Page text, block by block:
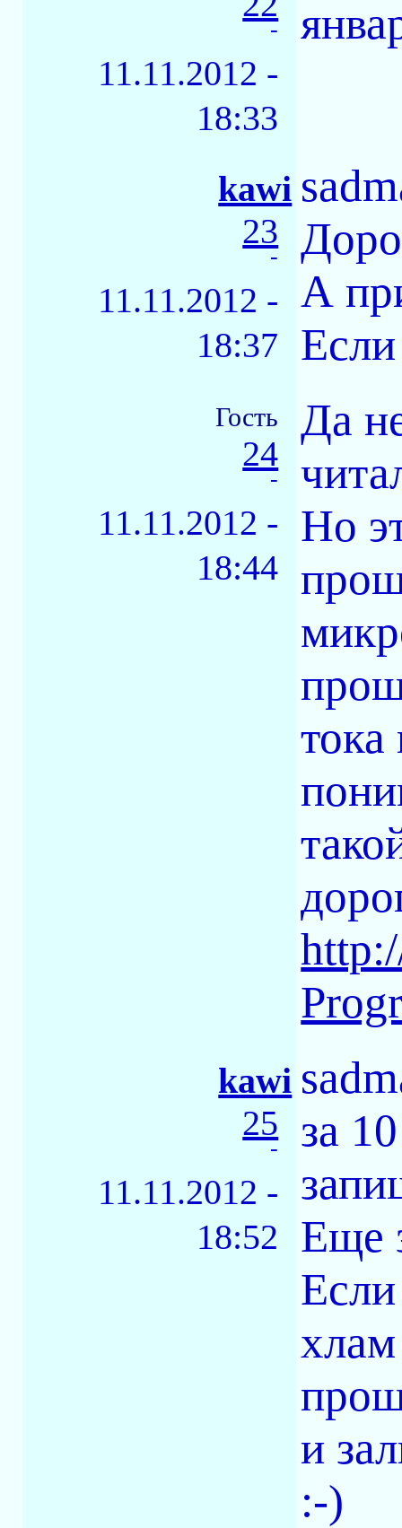
-
11.11.2012 -
18:33
kawi
23
-
11.11.2012 -
18:37
А
Гость
24
-
11.11.2012 -
18:44
Да
Но
тока
kawi
25
-
11.11.2012 -
18:52
за
Еще
и
:-)